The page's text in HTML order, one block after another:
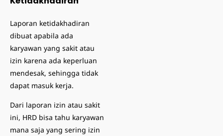
Laporan ketidakhadiran
dibuat apabila ada
karyawan yang sakit atau
izin karena ada keperluan
mendesak, sehingga tidak
dapat masuk kerja.
Dari laporan izin atau sakit
ini, HRD bisa tahu karyawan
mana saja yang sering izin